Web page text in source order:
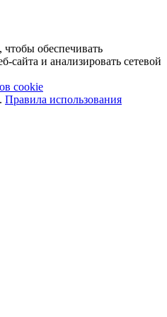
обеспечивать
сайта и анализировать сетевой
cookie
Правила использования